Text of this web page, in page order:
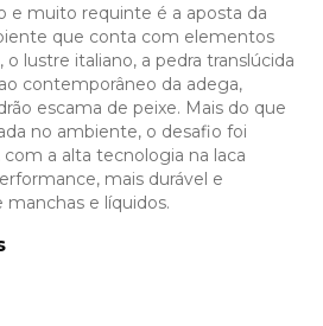
e muito requinte é a aposta da
que conta com elementos
lustre italiano, a pedra translúcida
contemporâneo da adega,
escama de peixe. Mais do que
no ambiente, o desafio foi
a alta tecnologia na laca
mais durável e
e líquidos.